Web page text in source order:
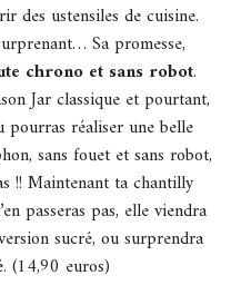
des ustensiles de cuisine.
Sa promesse,
chrono et sans robot.
Jar classique et pourtant,
réaliser une belle
sans fouet et sans robot,
!! Maintenant ta chantilly
passeras pas, elle viendra
sucré, ou surprendra
(14,90 euros)